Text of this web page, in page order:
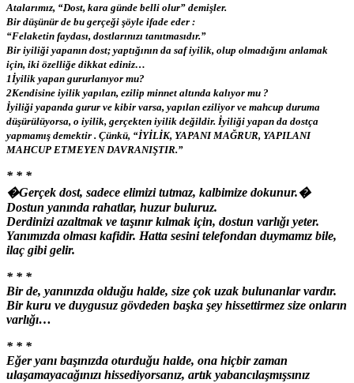
Atalarımız, “Dost, kara günde belli olur” demişler.
Bir düşünür de bu gerçeği şöyle ifade eder :
“Felaketin faydası, dostlarınızı tanıtmasıdır.”
Bir iyiliği yapanın dost; yaptığının da saf iyilik, olup olmadığını anlamak
için, iki özelliğe dikkat ediniz…
1İyilik yapan gururlanıyor mu?
2Kendisine iyilik yapılan, ezilip minnet altında kalıyor mu ?
İyiliği yapanda gurur ve kibir varsa, yapılan eziliyor ve mahcup duruma
düşürülüyorsa, o iyilik, gerçekten iyilik değildir. İyiliği yapan da dostça
yapmamış demektir . Çünkü, “İYİLİK, YAPANI MAĞRUR, YAPILANI
MAHCUP ETMEYEN DAVRANIŞTIR.”
* * *
�Gerçek dost, sadece elimizi tutmaz, kalbimize dokunur.�
Dostun yanında rahatlar, huzur buluruz.
Derdinizi azaltmak ve taşınır kılmak için, dostun varlığı yeter.
Yanımızda olması kafidir. Hatta sesini telefondan duymamız bile,
ilaç gibi gelir.
* * *
Bir de, yanınızda olduğu halde, size çok uzak bulunanlar vardır.
Bir kuru ve duygusuz gövdeden başka şey hissettirmez size onların
varlığı…
* * *
Eğer yanı başınızda oturduğu halde, ona hiçbir zaman
ulaşamayacağınızı hissediyorsanız, artık yabancılaşmışsınız